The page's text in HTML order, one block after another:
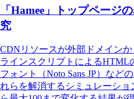
「Hamee」トップページ
究
CDNリソースが外部ドメイン
ラインスクリプトによるHTML
フォント（Noto Sans JP）など
れらを解消するシミュレーショ